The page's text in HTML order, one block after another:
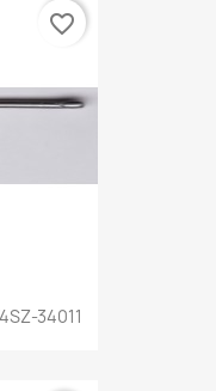
34011
favorite_border